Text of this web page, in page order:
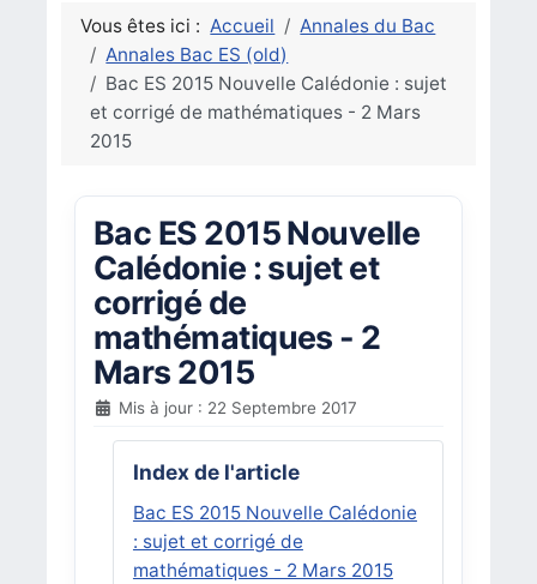
Vous êtes ici : Accueil
Annales du Bac
Annales Bac ES (old)
Bac ES 2015 Nouvelle Calédonie : sujet
et corrigé de mathématiques - 2 Mars
2015
Bac ES 2015 Nouvelle
Calédonie : sujet et
corrigé de
mathématiques - 2
Mars 2015
Mis à jour : 22 Septembre 2017
Index de l'article
Bac ES 2015 Nouvelle Calédonie
: sujet et corrigé de
mathématiques - 2 Mars 2015